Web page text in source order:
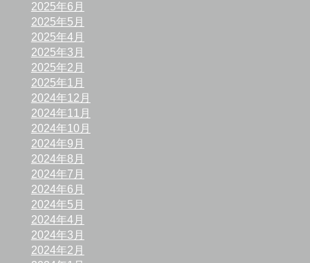
2025年6月
2025年5月
2025年4月
2025年3月
2025年2月
2025年1月
2024年12月
2024年11月
2024年10月
2024年9月
2024年8月
2024年7月
2024年6月
2024年5月
2024年4月
2024年3月
2024年2月